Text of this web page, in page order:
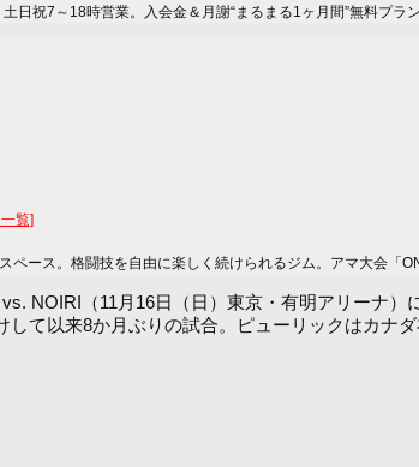
日祝7～18時営業。入会金＆月謝“まるまる1ヶ月間”無料プラン
覧]
ペース。格闘技を自由に楽しく続けられるジム。アマ大会「
NOIRI（11月16日（日）東京・有明アリーナ
して以来8か月ぶりの試合。ピューリックはカナ